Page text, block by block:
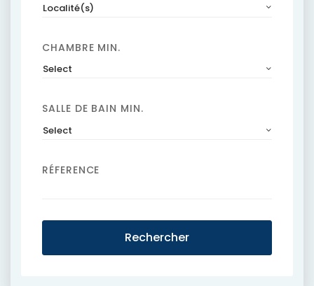
Localité(s)
CHAMBRE MIN.
Select
SALLE DE BAIN MIN.
Select
RÉFERENCE
Rechercher